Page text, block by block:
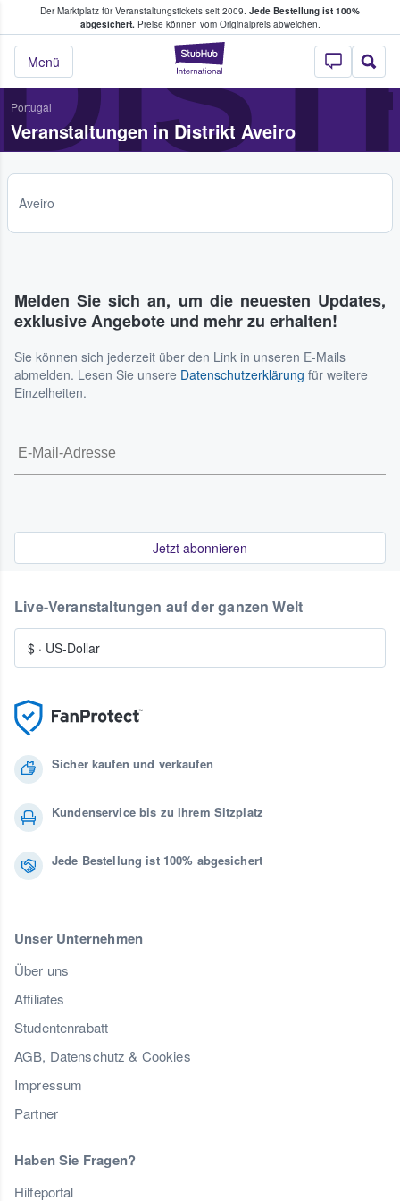
Der Marktplatz für Veranstaltungstickets seit 2009. Jede Bestellung ist 100%
abgesichert.Preise können vom Originalpreis abweichen.
StubHub - Wo
Menü
Tickets kaufen & verkaufen
Portugal
Veranstaltungen in Distrikt Aveiro
Aveiro
Melden Sie sich an, um die neuesten Updates,
exklusive Angebote und mehr zu erhalten!
Sie können sich jederzeit über den Link in unseren E-Mails
abmelden. Lesen Sie unsere Datenschutzerklärung für weitere
Einzelheiten.
Jetzt abonnieren
Sicher kaufen und verkaufen
Kundenservice bis zu Ihrem Sitzplatz
Jede Bestellung ist 100% abgesichert
Unser Unternehmen
Über uns
Affiliates
Studentenrabatt
AGB, Datenschutz & Cookies
Impressum
Partner
Haben Sie Fragen?
Hilfeportal
Live-Veranstaltungen auf der ganzen Welt
$ · US-Dollar